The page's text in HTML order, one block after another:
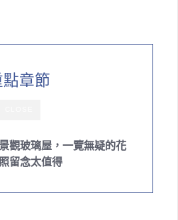
點章節
觀玻璃屋，一覽無疑的花
留念太值得